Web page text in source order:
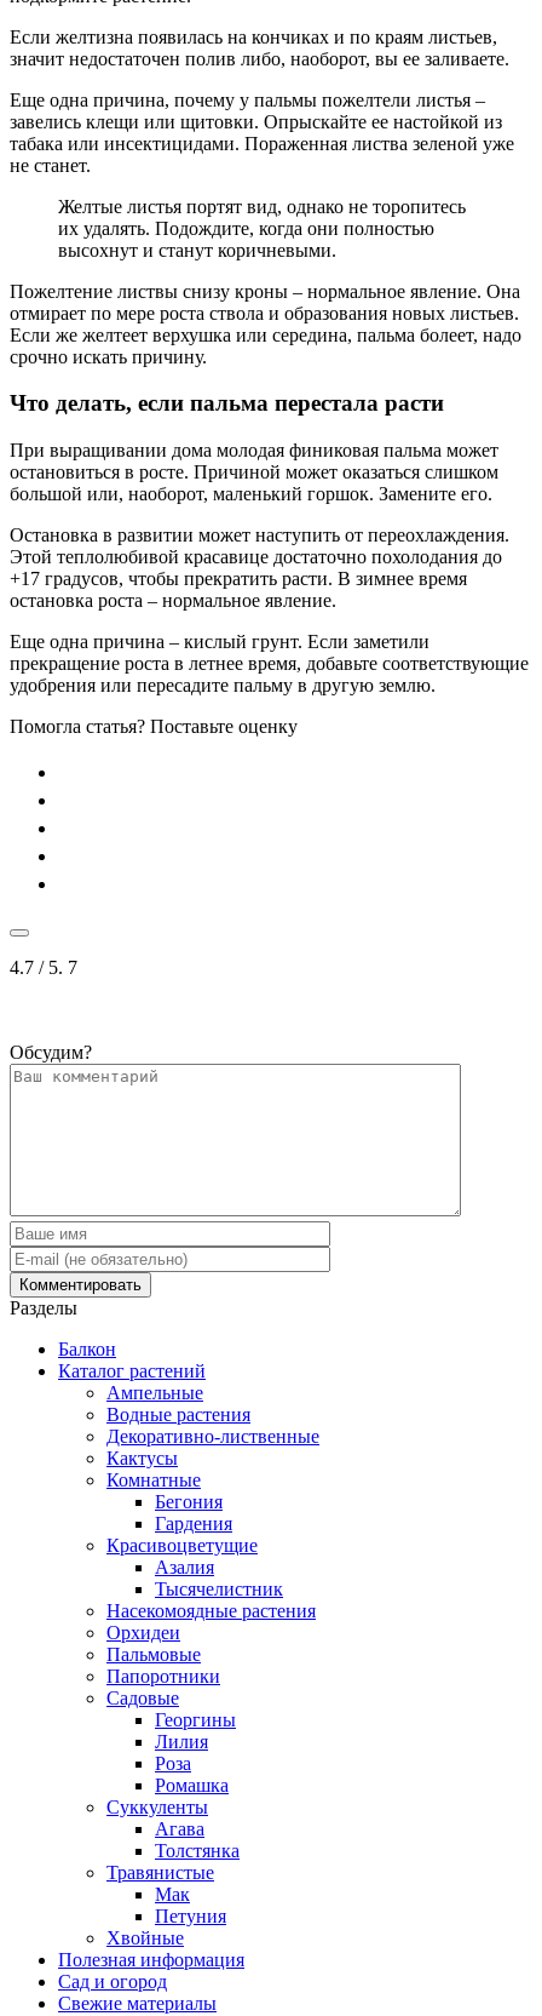
Если желтизна появилась на кончиках и по краям листьев,
значит недостаточен полив либо, наоборот, вы ее заливаете.
Еще одна причина, почему у пальмы пожелтели листья –
завелись клещи или щитовки. Опрыскайте ее настойкой из
табака или инсектицидами. Пораженная листва зеленой уже
не станет.
Желтые листья портят вид, однако не торопитесь
их удалять. Подождите, когда они полностью
высохнут и станут коричневыми.
Пожелтение листвы снизу кроны – нормальное явление. Она
отмирает по мере роста ствола и образования новых листьев.
Если же желтеет верхушка или середина, пальма болеет, надо
срочно искать причину.
Что делать, если пальма перестала расти
При выращивании дома молодая финиковая пальма может
остановиться в росте. Причиной может оказаться слишком
большой или, наоборот, маленький горшок. Замените его.
Остановка в развитии может наступить от переохлаждения.
Этой теплолюбивой красавице достаточно похолодания до
+17 градусов, чтобы прекратить расти. В зимнее время
остановка роста – нормальное явление.
Еще одна причина – кислый грунт. Если заметили
прекращение роста в летнее время, добавьте соответствующие
удобрения или пересадите пальму в другую землю.
Помогла статья? Поставьте оценку
4.7 / 5. 7
Обсудим?
Разделы
Балкон
Каталог растений
Ампельные
Водные растения
Декоративно-лиственные
Кактусы
Комнатные
Бегония
Гардения
Красивоцветущие
Азалия
Тысячелистник
Насекомоядные растения
Орхидеи
Пальмовые
Папоротники
Садовые
Георгины
Лилия
Роза
Ромашка
Суккуленты
Агава
Толстянка
Травянистые
Мак
Петуния
Хвойные
Полезная информация
Сад и огород
Свежие материалы